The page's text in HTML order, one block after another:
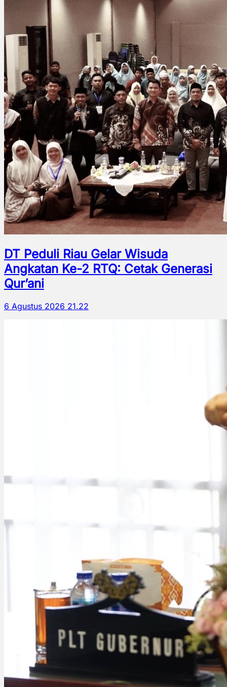
DT Peduli Riau Gelar Wisuda
Angkatan Ke-2 RTQ: Cetak Generasi
Qur’ani
6 Agustus 2026 21.22